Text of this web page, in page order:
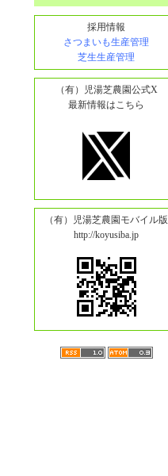
採用情報
さつまいも生産管理
芝生生産管理
（有）児湯芝農園公式X
最新情報はこちら
（有）児湯芝農園モバイル版
http://koyusiba.jp